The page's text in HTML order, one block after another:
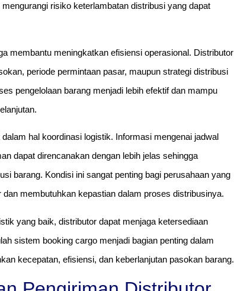
risiko keterlambatan distribusi yang dapat
membantu meningkatkan efisiensi operasional. Distributor
periode permintaan pasar, maupun strategi distribusi
pengelolaan barang menjadi lebih efektif dan mampu
hal koordinasi logistik. Informasi mengenai jadwal
dapat direncanakan dengan lebih jelas sehingga
barang. Kondisi ini sangat penting bagi perusahaan yang
membutuhkan kepastian dalam proses distribusinya.
yang baik, distributor dapat menjaga ketersediaan
sistem booking cargo menjadi bagian penting dalam
kecepatan, efisiensi, dan keberlanjutan pasokan barang.